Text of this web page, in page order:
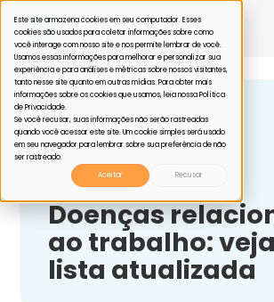
Este site armazena cookies em seu computador. Esses
cookies são usados para coletar informações sobre como
você interage com nosso site e nos permite lembrar de você.
Usamos essas informações para melhorar e personalizar sua
experiência e para análises e métricas sobre nossos visitantes,
tanto nesse site quanto em outras mídias. Para obter mais
informações sobre os cookies que usamos, leia nossa Política
de Privacidade.
Se você recusar, suas informações não serão rastreadas
quando você acessar este site. Um cookie simples será usado
em seu navegador para lembrar sobre sua preferência de não
ser rastreado.
Aceitar
Recusar
Voltar
Saúde corporativa
Doenças
ao trabalho:
lista atualizada